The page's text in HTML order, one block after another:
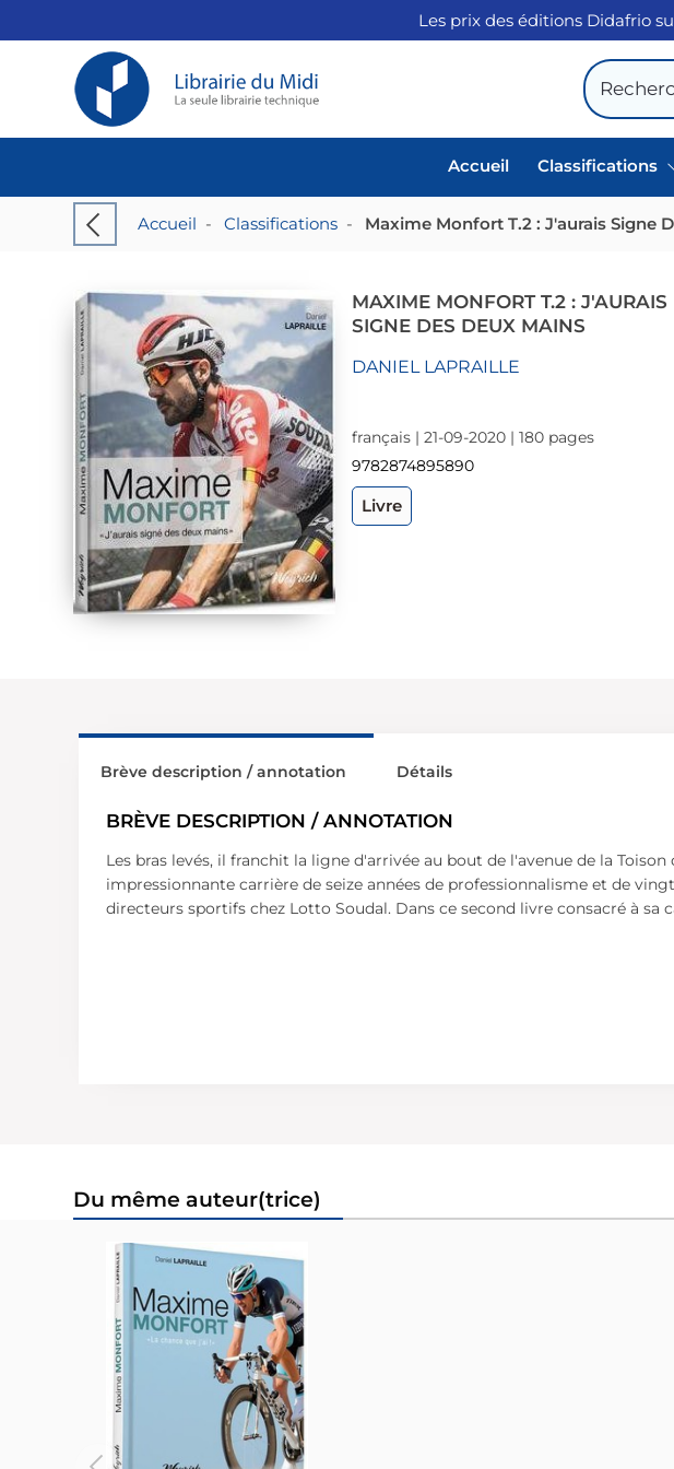
Les prix des éditions Didafrio
Accueil Classifications
Accueil - Classifications - Maxime Monfort T.2 : J'aurais Signe
MAXIME MONFORT T.2 : J'AURAIS
SIGNE DES DEUX MAINS
DANIEL LAPRAILLE
français | 21-09-2020 | 180 pages
9782874895890
Livre
Brève description / annotation
BRÈVE DESCRIPTION / ANNOTATION
Les bras levés, il franchit la ligne d'arrivée au bout de l'avenue de la
impressionnante carrière de seize années de professionnalisme et de
directeurs sportifs chez Lotto Soudal. Dans ce second livre consacré à sa
Détails
Du même auteur(trice)